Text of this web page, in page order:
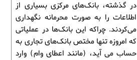
در گذشته، بانک‌های مرکزی بسیاری از
اطلاعات را به صورت محرمانه نگهداری
می‌کردند. چراکه این بانک‌ها در عملیاتی
که امروزه تنها مختص بانک‌های تجاری به
حساب می آید، (مانند اعطای وام) وارد